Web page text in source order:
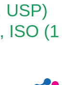
USP)
ISO (1